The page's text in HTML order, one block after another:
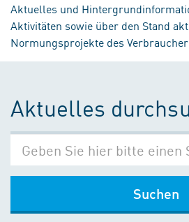
Aktuelles und
Aktivitäten sowie über den Stand
Normungsprojekte des
Aktuelles
Suchen